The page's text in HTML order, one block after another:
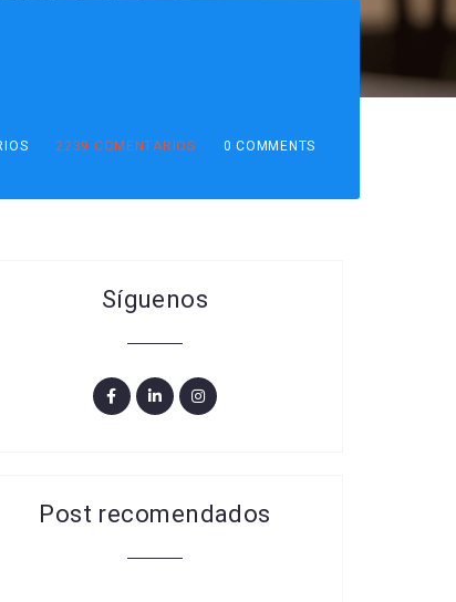
2239 COMENTARIOS 0 COMMENTS
Síguenos
Post recomendados